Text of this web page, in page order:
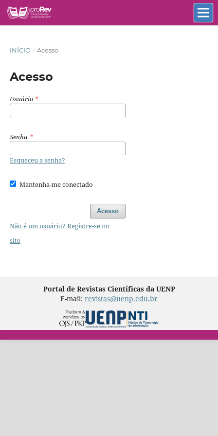
INÍCIO / Acesso
Acesso
Usuário *
Senha *
Esqueceu a senha?
Mantenha-me conectado
Acesso
Não é um usuário? Registre-se no
site
Portal de Revistas Científicas da UENP
E-mail: revistas@uenp.edu.br